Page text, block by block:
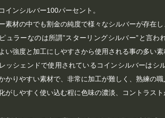
インシルバー100パーセント。
素材の中でも割金の純度で様々なシルバーが存在し
ュラーなのは所謂”スターリングシルバー”と言わ
い強度と加工にしやすさから使用される事の多い素
ッシェンドで使用されているコインシルバーはシ
かりやすい素材で、非常に加工が難しく、熟練の
がしやすく使い込む程に色味の濃淡、コントラス